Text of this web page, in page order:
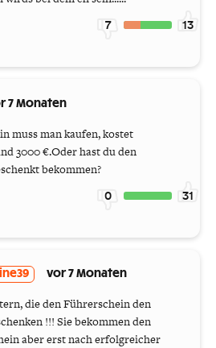
7 13
7 Monaten
muss man kaufen, kostet
3000 €.Oder hast du den
bekommen?
0 31
vor 7 Monaten
die den Führerschein den
!!! Sie bekommen den
aber erst nach erfolgreicher